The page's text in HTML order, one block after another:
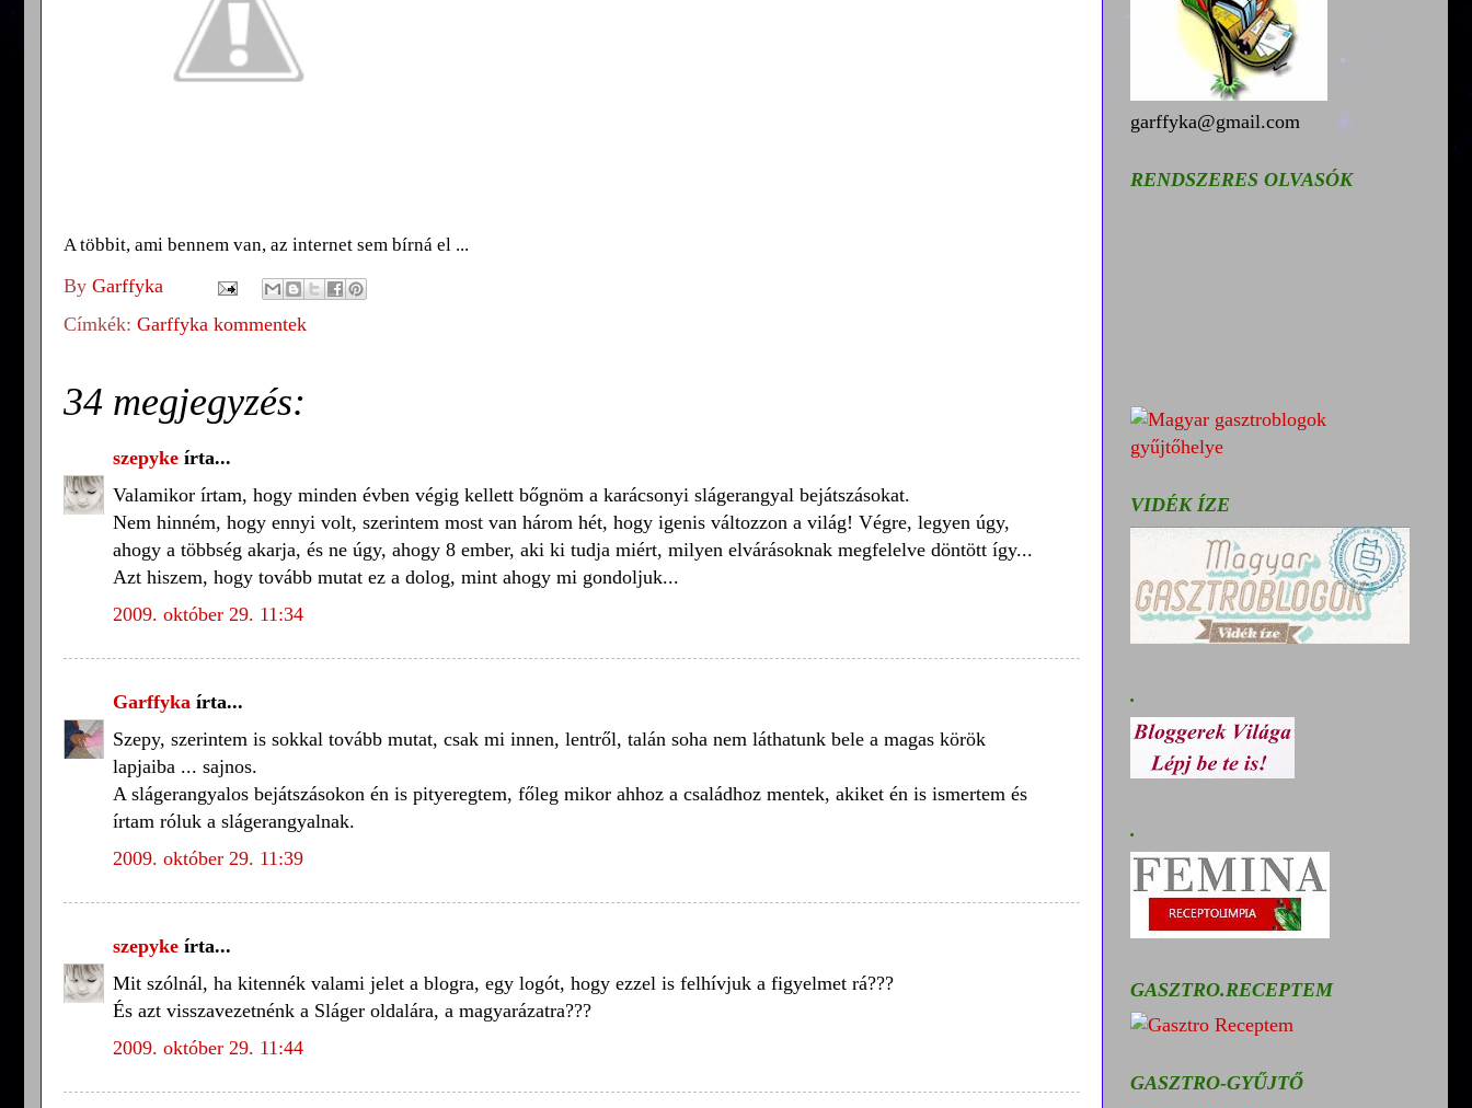
A többit, ami bennem van, az internet sem bírná el ...
By Garffyka
Címkék: Garffyka kommentek
34 megjegyzés:
szepyke írta...
Valamikor írtam, hogy minden évben végig kellett bőgnöm a karácsonyi slágerangyal bejátszásokat.
Nem hinném, hogy ennyi volt, szerintem most van három hét, hogy igenis változzon a világ! Végre, legyen úgy,
ahogy a többség akarja, és ne úgy, ahogy 8 ember, aki ki tudja miért, milyen elvárásoknak megfelelve döntött így...
Azt hiszem, hogy tovább mutat ez a dolog, mint ahogy mi gondoljuk...
2009. október 29. 11:34
Garffyka írta...
Szepy, szerintem is sokkal tovább mutat, csak mi innen, lentről, talán soha nem láthatunk bele a magas körök
lapjaiba ... sajnos.
A slágerangyalos bejátszásokon én is pityeregtem, főleg mikor ahhoz a családhoz mentek, akiket én is ismertem és
írtam róluk a slágerangyalnak.
2009. október 29. 11:39
szepyke írta...
Mit szólnál, ha kitennék valami jelet a blogra, egy logót, hogy ezzel is felhívjuk a figyelmet rá???
És azt visszavezetnénk a Sláger oldalára, a magyarázatra???
2009. október 29. 11:44
garffyka@gmail.com
RENDSZERES OLVASÓK
VIDÉK ÍZE
.
.
GASZTRO.RECEPTEM
GASZTRO-GYŰJTŐ